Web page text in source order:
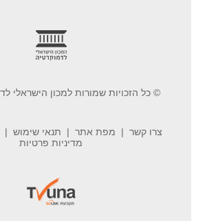
© כל הזכויות שמורות למכון הישראלי
צרו קשר מפת אתר תנאי שימוש
מדיניות פרטיות